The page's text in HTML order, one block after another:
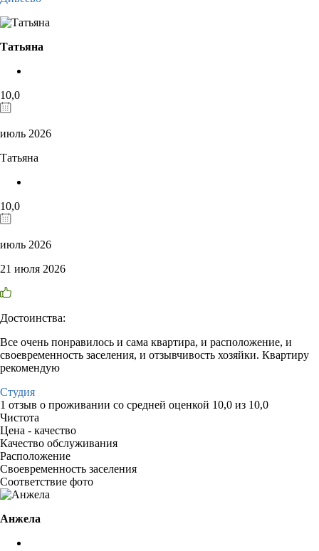
Татьяна
10,0
июль 2026
Татьяна
10,0
июль 2026
21 июля 2026
Достоинства:
Все очень понравилось и сама квартира, и расположение, и
своевременность заселения, и отзывчивость хозяйки. Квартиру
рекомендую
Студия
1 отзыв о проживании со средней оценкой 10,0 из 10,0
Чистота
Цена - качество
Качество обслуживания
Расположение
Своевременность заселения
Соответствие фото
Анжела